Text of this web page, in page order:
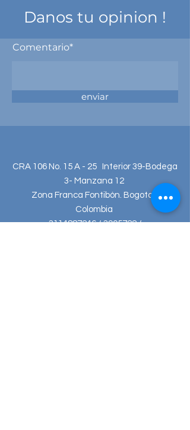
Danos tu opinion !
Comentario*
enviar
CRA 106 No. 15 A - 25 Interior 39-Bodega
3- Manzana 12
Zona Franca Fontibón. Bogota /
Colombia
3114887246 / 3905722 /